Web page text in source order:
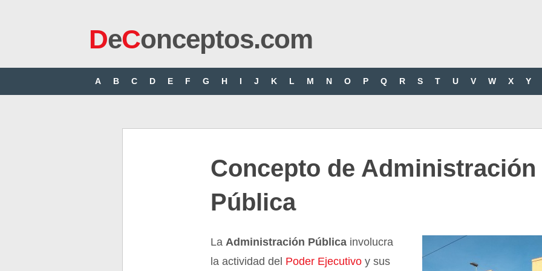
DeConceptos.com
A B C D E F G H I J K L M N O P Q R S T U V W X Y
Concepto de Administración
Pública
LaAdministración Pública involucra
la actividad del Poder Ejecutivo y sus